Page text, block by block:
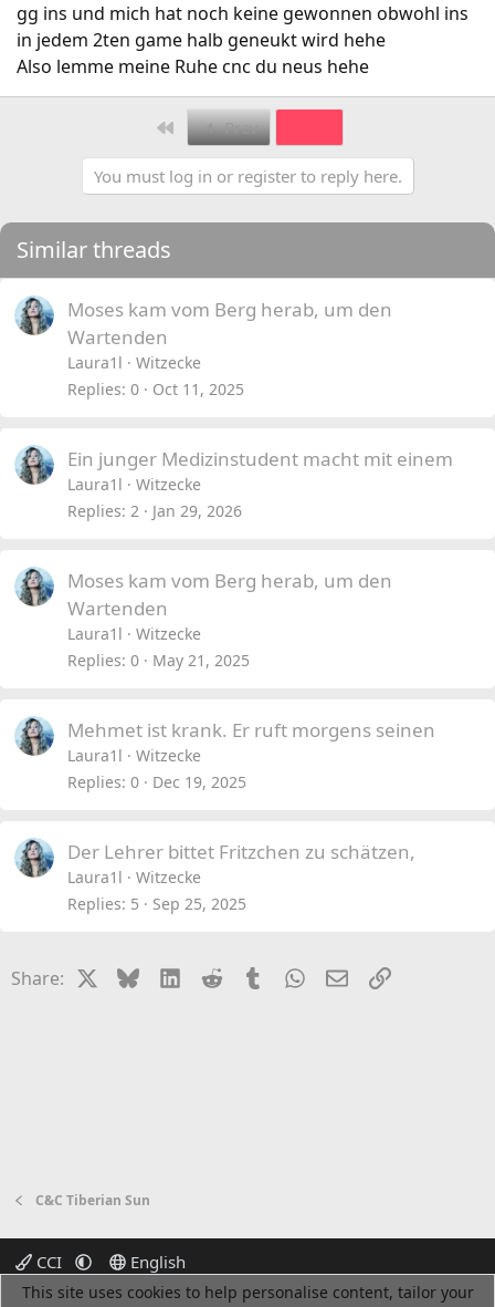
gg ins und mich hat noch keine gewonnen obwohl ins
in jedem 2ten game halb geneukt wird hehe
Also lemme meine Ruhe cnc du neus hehe
First Prev
You must log in or register to reply here.
Similar threads
Moses kam vom Berg herab, um den
Wartenden
Laura1l
Witzecke
Replies 0 Oct 11, 2025
Ein junger Medizinstudent macht mit einem
Laura1l
Witzecke
Replies 2 Jan 29, 2026
Moses kam vom Berg herab, um den
Wartenden
Laura1l
Witzecke
Replies 0 May 21, 2025
Mehmet ist krank. Er ruft morgens seinen
Laura1l
Witzecke
Replies 0 Dec 19, 2025
Der Lehrer bittet Fritzchen zu schätzen,
Laura1l
Witzecke
Replies 5 Sep 25, 2025
Share: BlueskyLinkedIn
Reddit TumblrWhatsApp
EmailLink
C&C Tiberian Sun
CCI
English
Terms and rules
Privacy policy Help Home R
This site uses cookies to help personalise content, tailor your